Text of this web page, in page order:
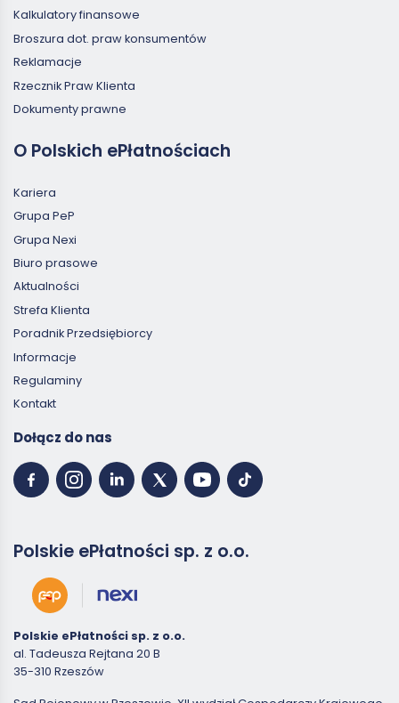
Kalkulatory finansowe
Broszura dot. praw konsumentów
Reklamacje
Rzecznik Praw Klienta
Dokumenty prawne
O Polskich ePłatnościach
Kariera
Grupa PeP
Grupa Nexi
Biuro prasowe
Aktualności
Strefa Klienta
Poradnik Przedsiębiorcy
Informacje
Regulaminy
Kontakt
Dołącz do nas
Polskie ePłatności sp. z o.o.
Polskie ePłatności sp. z o.o.
al. Tadeusza Rejtana 20 B
35-310 Rzeszów